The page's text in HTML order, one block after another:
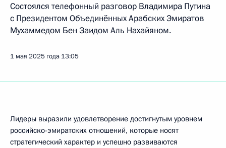
Состоялся телефонный разговор Владимира Путина
с Президентом Объединённых Арабских Эмиратов
Мухаммедом Бен Заидом Аль Нахайяном.
1 мая 2025 года 13:05
Лидеры выразили удовлетворение достигнутым уровнем
российско-эмиратских отношений, которые носят
стратегический характер и успешно развиваются